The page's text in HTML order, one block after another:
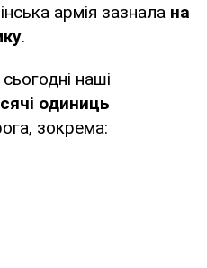
армія зазнала на
.
наші
одиниць
зокрема: